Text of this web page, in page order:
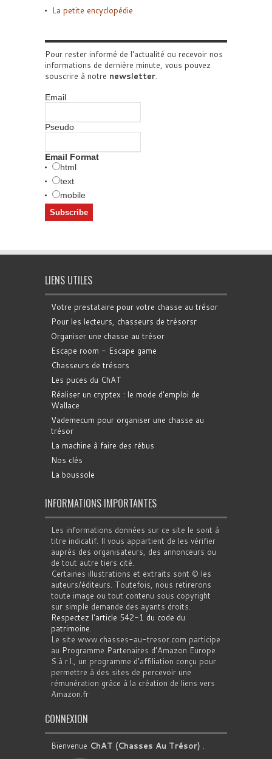
La petite encyclopédie
Pour rester informé de l'actualité ou recevoir nos
informations de dernière minute, vous pouvez
souscrire à notre newsletter
Email
Pseudo
Email Format
html
text
mobile
LIENS UTILES
Votre prestataire pour votre chasse au trésor
Pour les lecteurs, chasseurs de trésorsr
Organiser une chasse au trésor
Escape room - Escape game
Chasseurs de trésors
Les puces du ChAT
Réaliser un cryptex : le mode d'emploi de
Wallace
Vademecum pour organiser une chasse au
trésor
La machine à faire des rébus
Nos clés
La boussole
INFORMATIONS IMPORTANTES
Les informations données sur ce site le sont à
titre indicatif. Il vous appartient de les vérifier
auprès des organisateurs, des annonceurs ou
de tout autre tiers cité.
Certaines illustrations et extraits sont © les
auteurs/éditeurs. Toutefois, nous retirerons
toute image ou tout contenu sous copyright
sur simple demande des ayants droits.
Respectez l'article 542-1 du code du
patrimoine
Le site www.chasses-au-tresor.com participe
au Programme Partenaires d’Amazon Europe
S.à r.l., un programme d’affiliation conçu pour
permettre à des sites de percevoir une
rémunération grâce à la création de liens vers
Amazon.fr
CONNEXION
Bienvenue ChAT (Chasses Au Trésor)